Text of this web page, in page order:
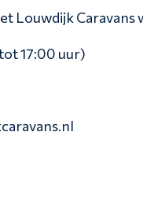
Louwdijk
17:00 uur)